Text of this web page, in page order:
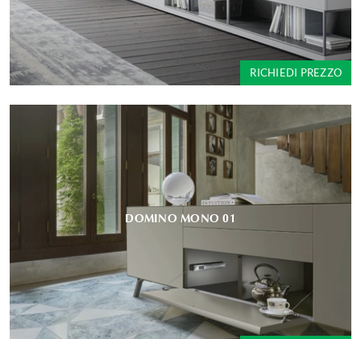
RICHIEDI PREZZO
DOMINO MONO 01